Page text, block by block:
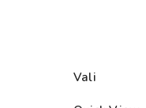
Vali